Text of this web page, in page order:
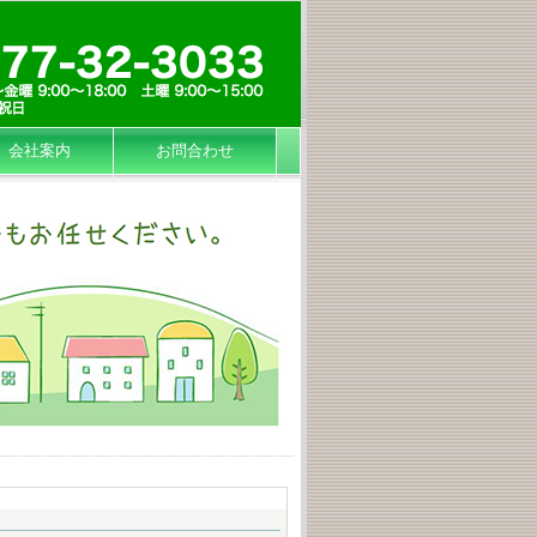
会社案内 お問合わせ